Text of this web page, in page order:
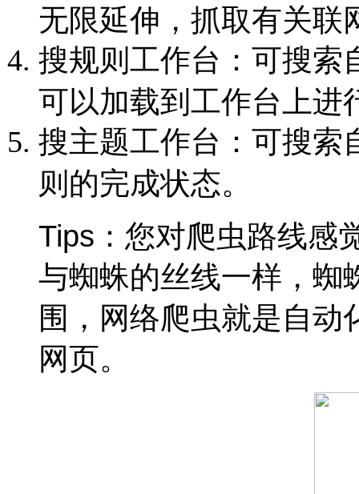
无限延伸，抓取有关联
搜规则工作台：可搜索
可以加载到工作台上进
搜主题工作台：可搜索
则的完成状态。
Tips：您对爬虫路线感
与蜘蛛的丝线一样，蜘
围，网络爬虫就是自动
网页。